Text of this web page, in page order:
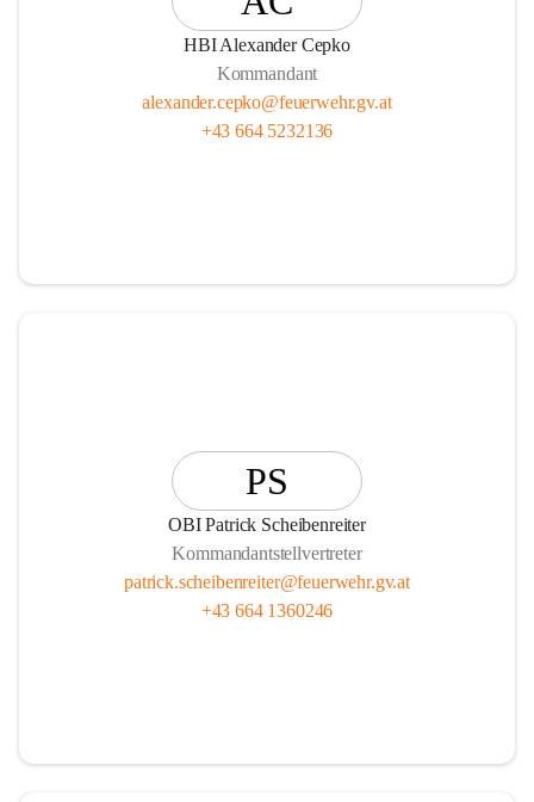
HBI Alexander Cepko
Kommandant
alexander.cepko@feuerwehr.gv.at
+43 664 5232136
PS
OBI Patrick Scheibenreiter
Kommandantstellvertreter
patrick.scheibenreiter@feuerwehr.gv.at
+43 664 1360246